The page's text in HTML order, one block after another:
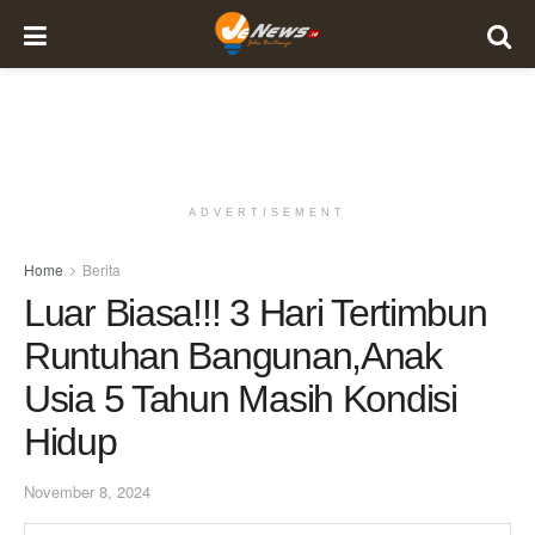
ADVERTISEMENT
Home Berita
Luar Biasa!!! 3 Hari Tertimbun
Runtuhan Bangunan,Anak
Usia 5 Tahun Masih Kondisi
Hidup
November 8, 2024